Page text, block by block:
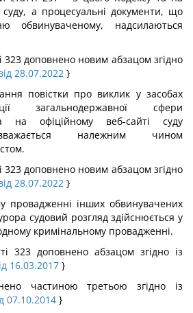
суду, а процесуальні документи, що
обвинуваченому, надсилаються
323 доповнено новим абзацом згідно
28.07.2022 }
повістки про виклик у засобах
загальнодержавної сфери
на офіційному веб-сайті суду
належним чином
323 доповнено новим абзацом згідно
28.07.2022 }
провадженні інших обвинувачених
судовий розгляд здійснюється у
кримінальному провадженні.
323 доповнено абзацом згідно із
16.03.2017 }
частиною третьою згідно із
07.10.2014 }